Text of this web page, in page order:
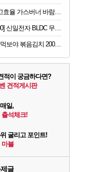
[30,900 -> 4,430] 고효율 가스버너 바람막이 (배송비포함)
[20,900 -> 12,900] 먹보야 볶음김치 200g 8봉지
적이 궁금하다면?
견적게시판
일,
출석체크!
굴리고 포인트!
마블
글